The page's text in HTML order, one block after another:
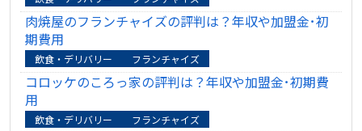
肉焼屋のフランチャイズの評判は？年収や加盟金･初
期費用
飲食・デリバリー フランチャイズ
コロッケのころっ家の評判は？年収や加盟金･初期費
用
飲食・デリバリー フランチャイズ